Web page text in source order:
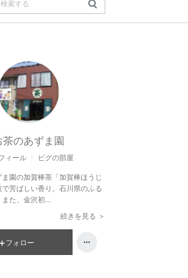
茶のあずま園
ィール ピグの部屋
ま園の加賀棒茶「加賀棒ほうじ
芳ばしい香り。石川県のふる
た、金沢初...
続きを見る ＞
フォロー